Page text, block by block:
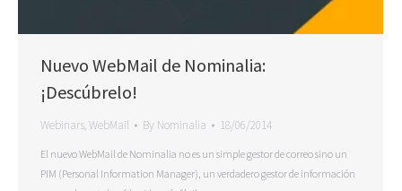
Nuevo WebMail de Nominalia:
¡Descúbrelo!
Webinars,WebMail By Nominalia 18/06/2014
El nuevo WebMail de Nominalia no es un simple gestor de correo sino un
PIM (Personal Information Manager), un verdadero gestor de información